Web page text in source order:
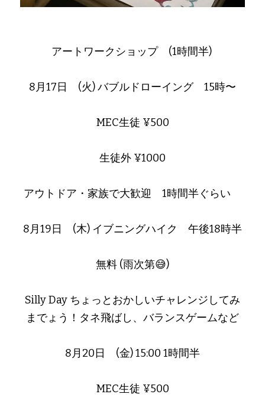
アートワークショップ　(1時間半)
8月17日　(火) バブルドローイング　15時〜
MEC生徒 ¥500
生徒外 ¥1000
アウトドア・家族で大歓迎　1時間半ぐらい
8月19日　(木) イブニングハイク　午後18時半
無料 (雨次第😅)
Silly Day ちょっとおかしいチャレンジしてみ
までょう！タネ飛ばし、バランスゲームなど
8月20日　(金) 15:00 1時間半
MEC生徒 ¥500